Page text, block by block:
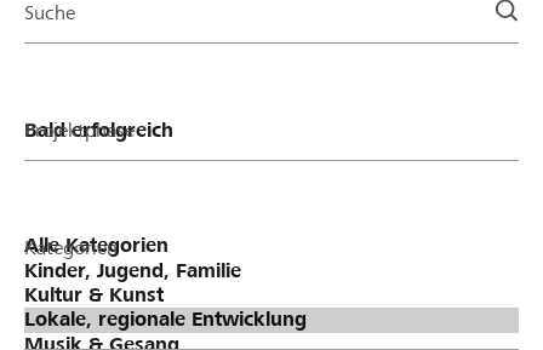
Suche
Projektphase
Kategorien